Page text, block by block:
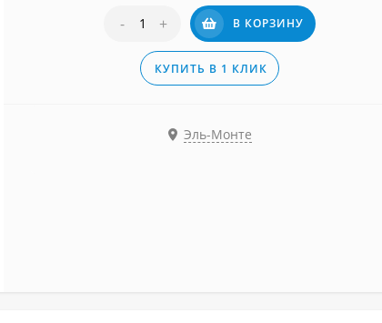
- + В КОРЗИНУ
КУПИТЬ В 1 КЛИК
Эль-Монте